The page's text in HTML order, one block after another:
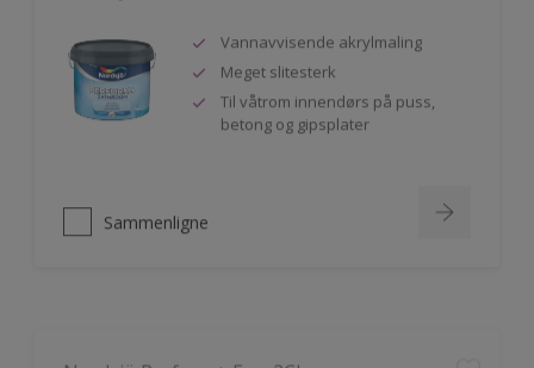
Til våtrom innendørs på puss,
betong og gipsplater